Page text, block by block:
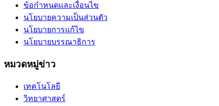
ข้อกำหนดและเงื่อนไข
นโยบายความเป็นส่วนตัว
นโยบายการแก้ไข
นโยบายบรรณาธิการ
หมวดหมู่ข่าว
เทคโนโลยี
วิทยาศาสตร์